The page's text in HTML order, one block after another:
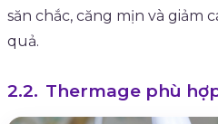
săn chắc, căng mịn và giảm
quả.
Thermage phù